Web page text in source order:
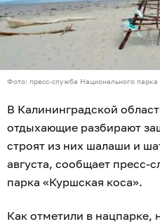
Фото: пресс-служба Национального
В Калининградской
отдыхающие разбирают
строят из них шалаши и
августа, сообщает пресс-
парка «Куршская коса».
Как отметили в нацпарке,